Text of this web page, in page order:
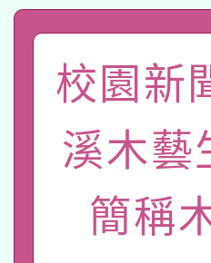
一案。
有關本府
人員健康
案。
本校115
招甄選結
招)
適應運動
本館辦理
暨閱讀
科技賦
A3數位
校園新
溪木藝
簡稱